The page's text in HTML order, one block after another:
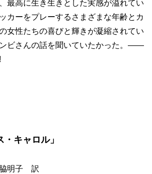
最高に生き生きとした実感が溢れてい
カーをプレーするさまざまな年齢とカ
女性たちの喜びと輝きが凝縮されてい
ビさんの話を聞いていたかった。――
キャロル」
明子 訳